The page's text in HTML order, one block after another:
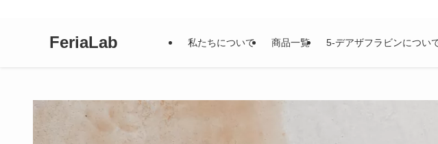
FeriaLab 私たちについて 商品一覧 5-デアザフラビンについ